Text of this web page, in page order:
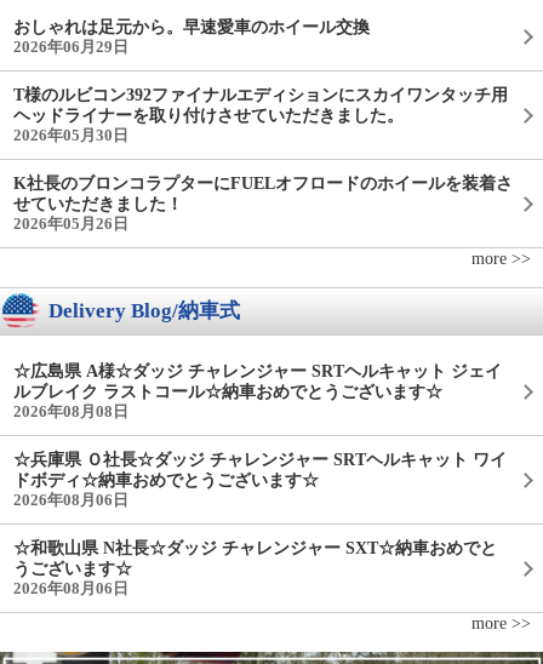
おしゃれは足元から。早速愛車のホイール交換
2026年06月29日
T様のルビコン392ファイナルエディションにスカイワンタッチ用
ヘッドライナーを取り付けさせていただきました。
2026年05月30日
K社長のブロンコラプターにFUELオフロードのホイールを装着さ
せていただきました！
2026年05月26日
more >>
Delivery Blog/納車式
☆広島県 A様☆ダッジ チャレンジャー SRTヘルキャット ジェイ
ルブレイク ラストコール☆納車おめでとうございます☆
2026年08月08日
☆兵庫県 Ｏ社長☆ダッジ チャレンジャー SRTヘルキャット ワイ
ドボディ☆納車おめでとうございます☆
2026年08月06日
☆和歌山県 N社長☆ダッジ チャレンジャー SXT☆納車おめでと
うございます☆
2026年08月06日
more >>